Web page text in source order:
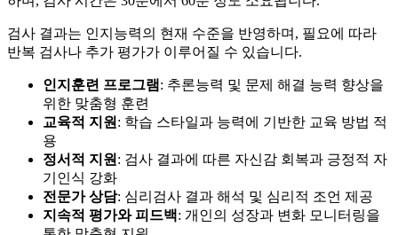
검사 결과는 인지능력의 현재 수준을 반영하며, 필요에 따라
반복 검사나 추가 평가가 이루어질 수 있습니다.
인지훈련 프로그램: 추론능력 및 문제 해결 능력 향상을
위한 맞춤형 훈련
교육적 지원 : 학습 스타일과 능력에 기반한 교육 방법 적
용
정서적 지원 : 검사 결과에 따른 자신감 회복과 긍정적 자
기인식 강화
전문가 상담: 심리검사 결과 해석 및 심리적 조언 제공
지속적 평가와 피드백: 개인의 성장과 변화 모니터링을